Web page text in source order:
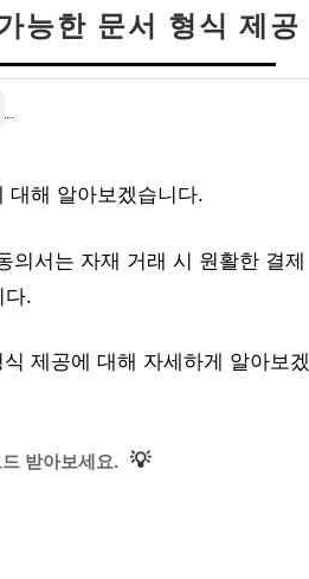
능한 문서 형식 제공
대해 알아보겠습니다.
의서는 자재 거래 시 원활한 결제
다.
제공에 대해 자세하게 알아보겠
받아보세요. 💡